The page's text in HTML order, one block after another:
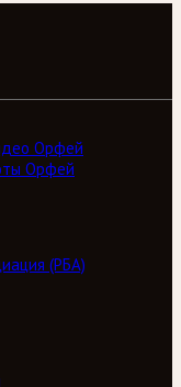
Орфей
Орфей
(РБА)